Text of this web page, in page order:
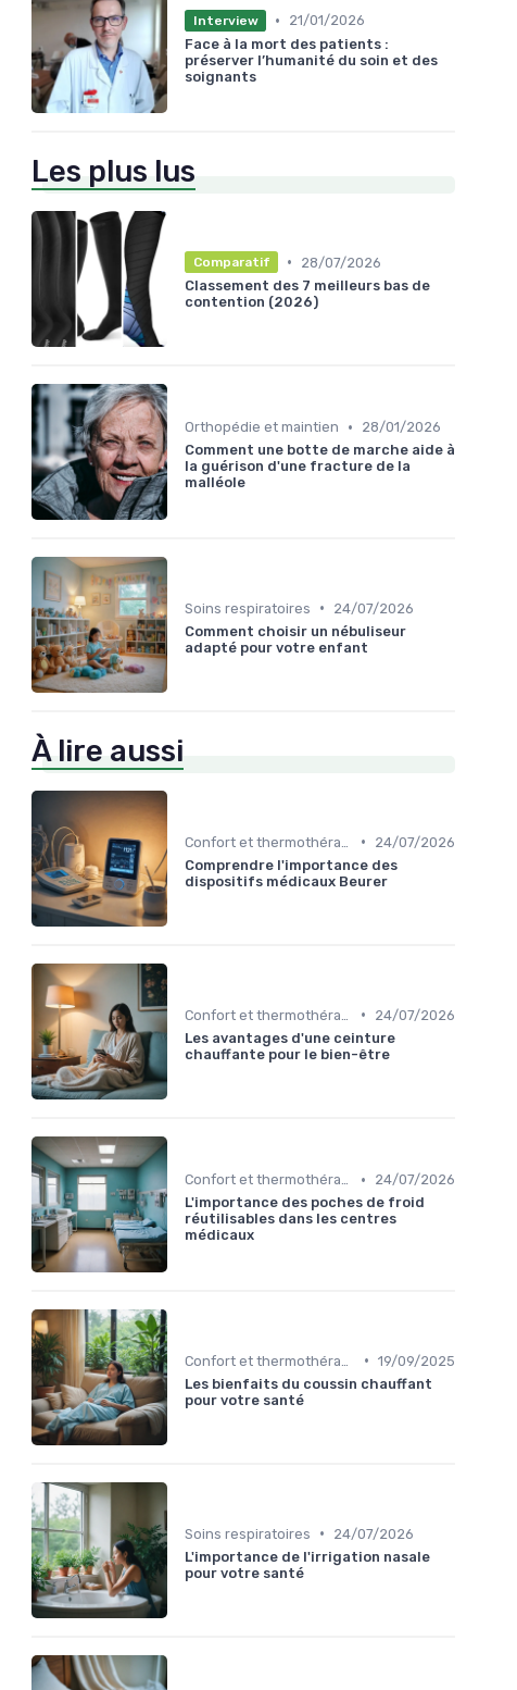
Interview •
21/01/2026
Face à la mort des patients :
préserver l’humanité du soin et des
soignants
Les plus lus
Comparatif •
28/07/2026
Classement des 7 meilleurs bas de
contention (2026)
Orthopédie et maintien •
28/01/2026
Comment une botte de marche aide à
la guérison d'une fracture de la
malléole
Soins respiratoires •
24/07/2026
Comment choisir un nébuliseur
adapté pour votre enfant
À lire aussi
•
24/07/2026
Comprendre l'importance des
dispositifs médicaux Beurer
•
24/07/2026
Les avantages d'une ceinture
chauffante pour le bien-être
Confort et thermothérapie •
24/07/2026
L'importance des poches de froid
réutilisables dans les centres
médicaux
• 19/09/2025
Les bienfaits du coussin chauffant
pour votre santé
Soins respiratoires •
24/07/2026
L'importance de l'irrigation nasale
pour votre santé